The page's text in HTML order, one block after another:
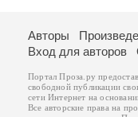
Авторы
Вход для авторов
Портал Проза.ру
свободной публикации
сети Интернет на
Все авторские права на